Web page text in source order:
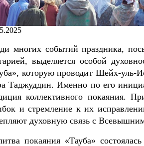
многих событий праздника,
выделяется особой
которую проводит Шейх-
Таджуддин. Именно по его
коллективного покаяния.
и стремление к их
духовную связь с
покаяния «Тауба»